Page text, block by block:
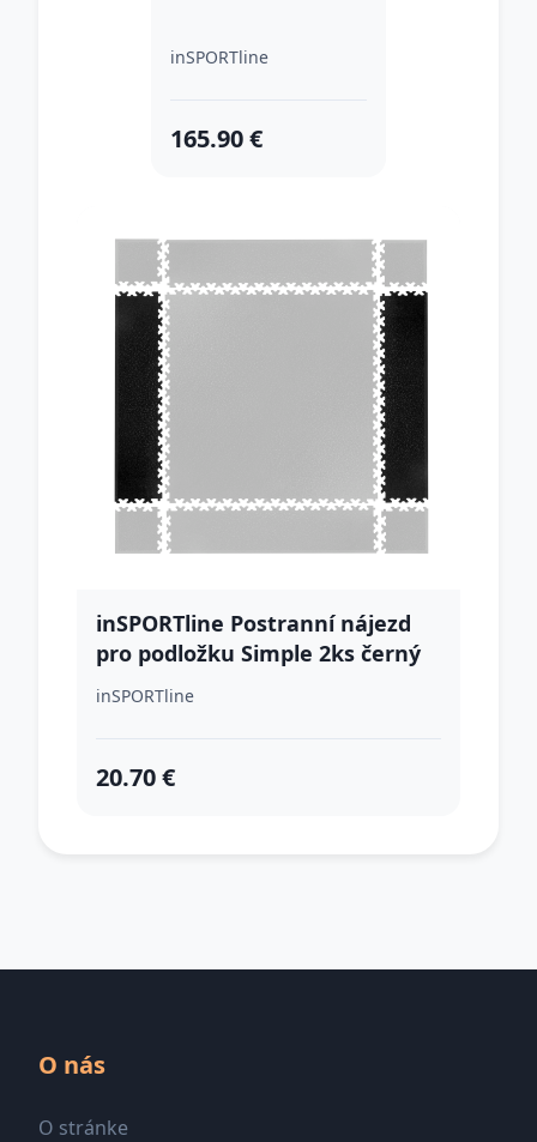
inSPORTline
165.90 €
inSPORTline Postranní nájezd
pro podložku Simple 2ks černý
inSPORTline
20.70 €
O nás
O stránke